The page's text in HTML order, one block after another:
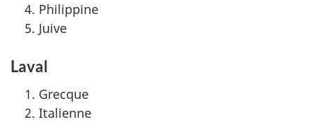
Philippine
Juive
Laval
Grecque
Italienne